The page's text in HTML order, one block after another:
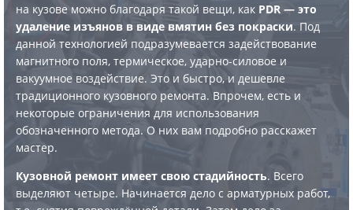
на кузове можно благодаря такой вещи, как PDR — это
удаление изъянов в виде вмятин без покраски. Под
данной технологией подразумевается задействование
магнитного поля, термическое, ударно-силовое и
вакуумное воздействие. Это и быстро, и дешевле
традиционного кузовного ремонта. Впрочем, есть и
некоторые ограничения для использования
обозначенного метода. О них вам подробно расскажет
мастер.
Кузовной ремонт имеет свою стадийность. Всего
выделяют четыре. Начинается дело с арматурных работ,